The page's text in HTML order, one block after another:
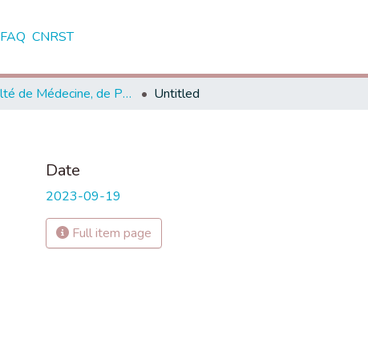
FAQ CNRST
Faculté de Médecine, de Pharmacie et de Médecine Dentaire - Fès Untitled
Date
2023-09-19
Full item page